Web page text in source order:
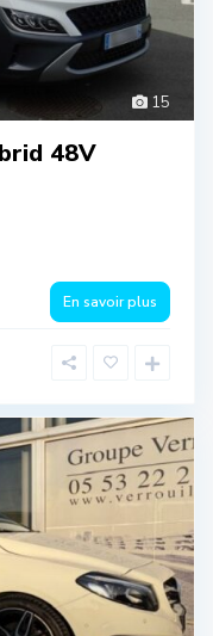
15
48V
En savoir plus